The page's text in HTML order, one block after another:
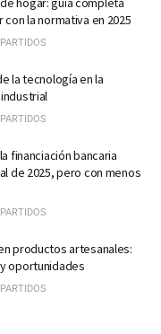
con la normativa en 2025
la tecnología en la
financiación bancaria
de 2025, pero con menos
productos artesanales:
oportunidades